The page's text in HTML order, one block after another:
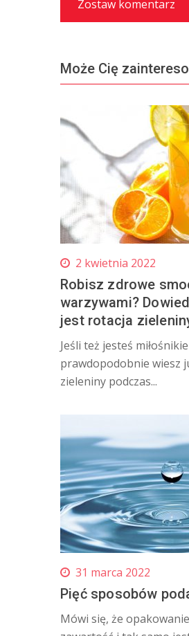
Zostaw komentarz
Może Cię
2 kwietnia 2022
Robisz zdrowe
warzywami?
jest rotacja
Jeśli też jesteś
prawdopodobnie wiesz
zieleniny podczas...
31 marca 2022
Pięć sposobów
Mówi się, że